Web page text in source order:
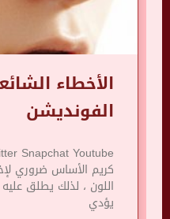
الأخطاء
الفونديشن
كريم الأساس ضروري
اللون ، لذلك يطلق
يؤدي